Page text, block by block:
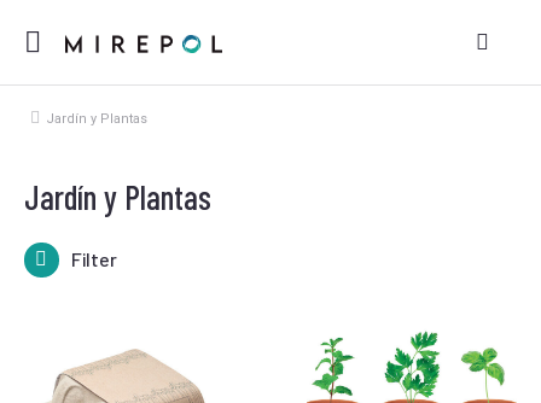
Jardín y Plantas
Filter
Estás aquí:
Jardín y Plantas